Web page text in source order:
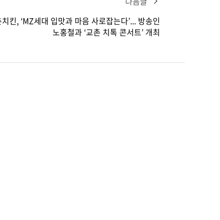
킨, ‘MZ세대 입맛과 마음 사로잡는다’... 방송인
노홍철과 ‘교촌 치톡 콘서트’ 개최